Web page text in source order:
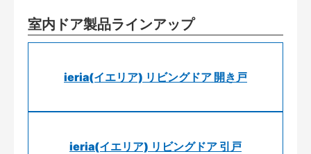
室内ドア製品ラインアップ
ieria(イエリア) リビングドア 開き戸
ieria(イエリア) リビングドア 引戸